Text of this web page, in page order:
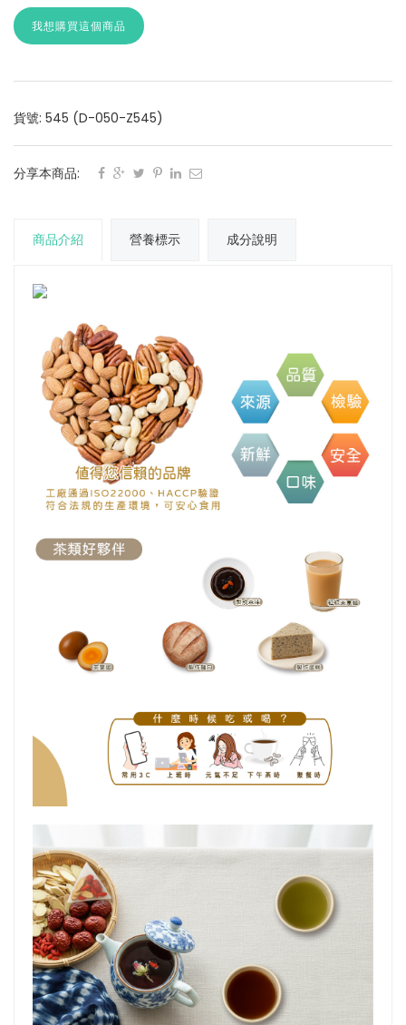
我想購買這個商品
貨號: 545 (D-050-Z545)
分享本商品:
商品介紹 營養標示 成分說明